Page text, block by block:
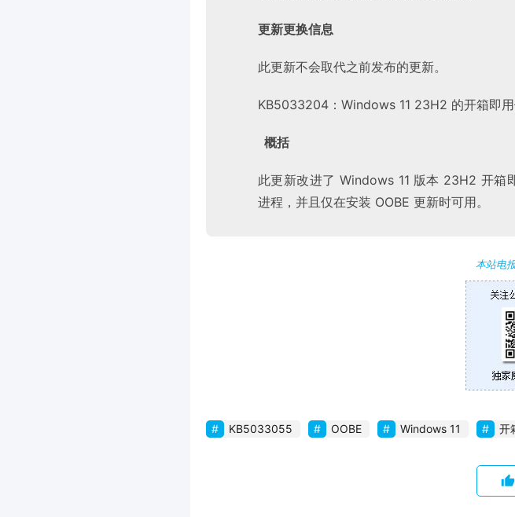
更新更换信息
此更新不会取代之前发布的更新。
KB5033204：Windows 11 23H2 的开箱即
概括
此更新改进了 Windows 11 版本 23H2 开箱
进程，并且仅在安装 OOBE 更新时可用。
本站电
KB5033055 OOBE Windows 11 开